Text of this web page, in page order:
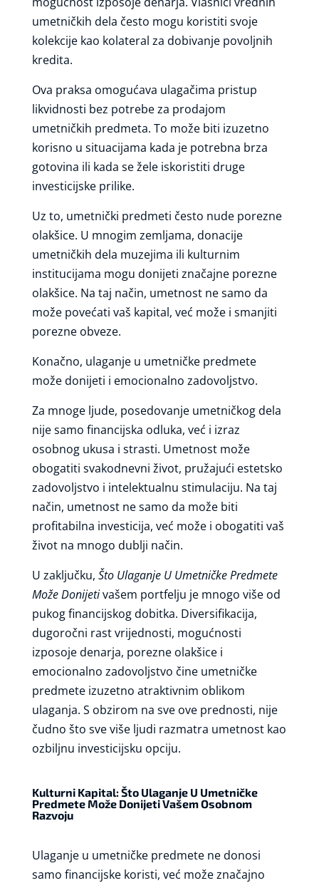
umetničkih dela često mogu koristiti svoje
kolekcije kao kolateral za dobivanje povoljnih
kredita.
Ova praksa omogućava ulagačima pristup
likvidnosti bez potrebe za prodajom
umetničkih predmeta. To može biti izuzetno
korisno u situacijama kada je potrebna brza
gotovina ili kada se žele iskoristiti druge
investicijske prilike.
Uz to, umetnički predmeti često nude porezne
olakšice. U mnogim zemljama, donacije
umetničkih dela muzejima ili kulturnim
institucijama mogu donijeti značajne porezne
olakšice. Na taj način, umetnost ne samo da
može povećati vaš kapital, već može i smanjiti
porezne obveze.
Konačno, ulaganje u umetničke predmete
može donijeti i emocionalno zadovoljstvo.
Za mnoge ljude, posedovanje umetničkog dela
nije samo financijska odluka, već i izraz
osobnog ukusa i strasti. Umetnost može
obogatiti svakodnevni život, pružajući estetsko
zadovoljstvo i intelektualnu stimulaciju. Na taj
način, umetnost ne samo da može biti
profitabilna investicija, već može i obogatiti vaš
život na mnogo dublji način.
U zaključku, Što Ulaganje U Umetničke Predmete
Može Donijetivašem portfelju je mnogo više od
pukog financijskog dobitka. Diversifikacija,
dugoročni rast vrijednosti, mogućnosti
izposoje denarja, porezne olakšice i
emocionalno zadovoljstvo čine umetničke
predmete izuzetno atraktivnim oblikom
ulaganja. S obzirom na sve ove prednosti, nije
čudno što sve više ljudi razmatra umetnost kao
ozbiljnu investicijsku opciju.
Kulturni Kapital: Što Ulaganje U Umetničke
Predmete Može Donijeti Vašem Osobnom
Razvoju
Ulaganje u umetničke predmete ne donosi
samo financijske koristi, već može značajno